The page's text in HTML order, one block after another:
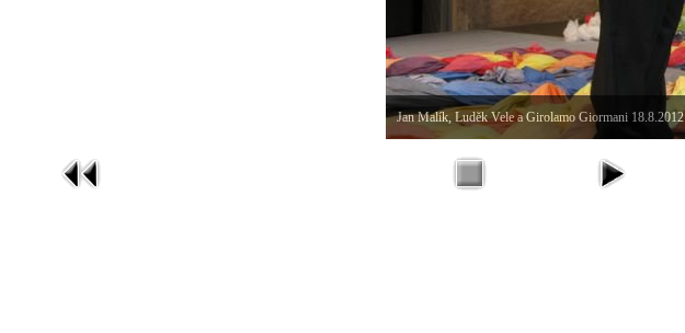
Jan Malík, Luděk Vele a Girolamo Giormani 18.8.2012